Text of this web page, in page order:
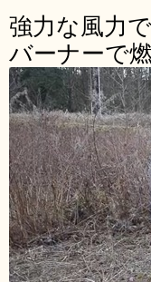
強力な風力
バーナーで